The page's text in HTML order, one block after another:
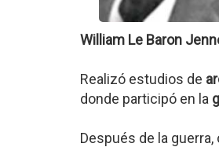
William Le Baron
Realizó estudios de
donde participó en la
Después de la guerra,